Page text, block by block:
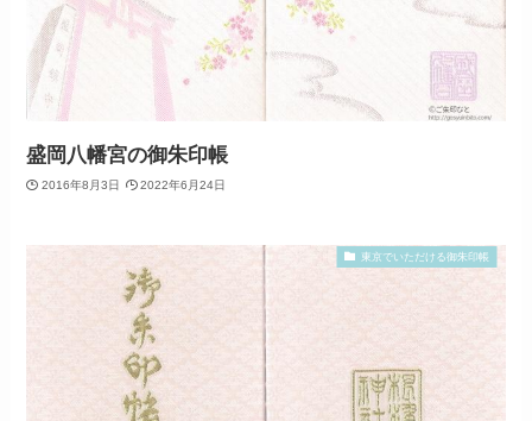
盛岡八幡宮の御朱印帳
2016年8月3日 2022年6月24日
東京でいただける御朱印帳